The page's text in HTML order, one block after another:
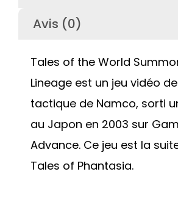
Avis (0)
Tales of the World
Lineage est un jeu vidéo
tactique de Namco, sorti
au Japon en 2003 sur
Advance. Ce jeu est la
Tales of Phantasia.